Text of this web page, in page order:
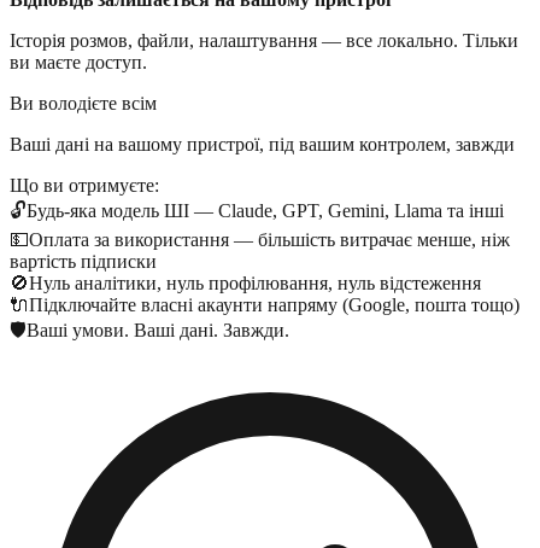
Історія розмов, файли, налаштування — все локально. Тільки
ви маєте доступ.
Ви володієте всім
Ваші дані на вашому пристрої, під вашим контролем, завжди
Що ви отримуєте:
🔓Будь-яка модель ШІ — Claude, GPT, Gemini, Llama та інші
💵Оплата за використання — більшість витрачає менше, ніж
вартість підписки
🚫Нуль аналітики, нуль профілювання, нуль відстеження
🔌Підключайте власні акаунти напряму (Google, пошта тощо)
🛡️Ваші умови. Ваші дані. Завжди.